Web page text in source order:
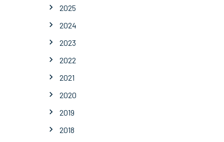
2025
2024
2023
2022
2021
2020
2019
2018